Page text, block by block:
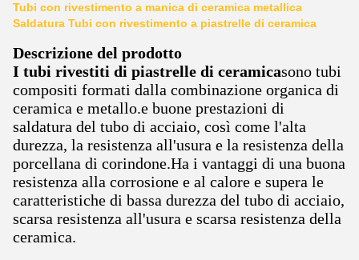
Tubi con rivestimento a manica di ceramica metallica
Saldatura Tubi con rivestimento a piastrelle di ceramica
Descrizione del prodotto
I tubi rivestiti di piastrelle di ceramicasono tubi
compositi formati dalla combinazione organica di
ceramica e metallo.e buone prestazioni di
saldatura del tubo di acciaio, così come l'alta
durezza, la resistenza all'usura e la resistenza della
porcellana di corindone.Ha i vantaggi di una buona
resistenza alla corrosione e al calore e supera le
caratteristiche di bassa durezza del tubo di acciaio,
scarsa resistenza all'usura e scarsa resistenza della
ceramica.